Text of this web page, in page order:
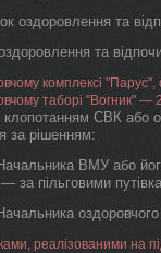
оздоровлення та
та
комплексі
таборі "Вогник" —
СВК або
за рішенням:
ВМУ або
— за пільговими
реалізованими на